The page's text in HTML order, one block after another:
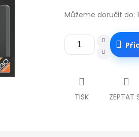
Můžeme doručit do:
TISK ZEPTAT